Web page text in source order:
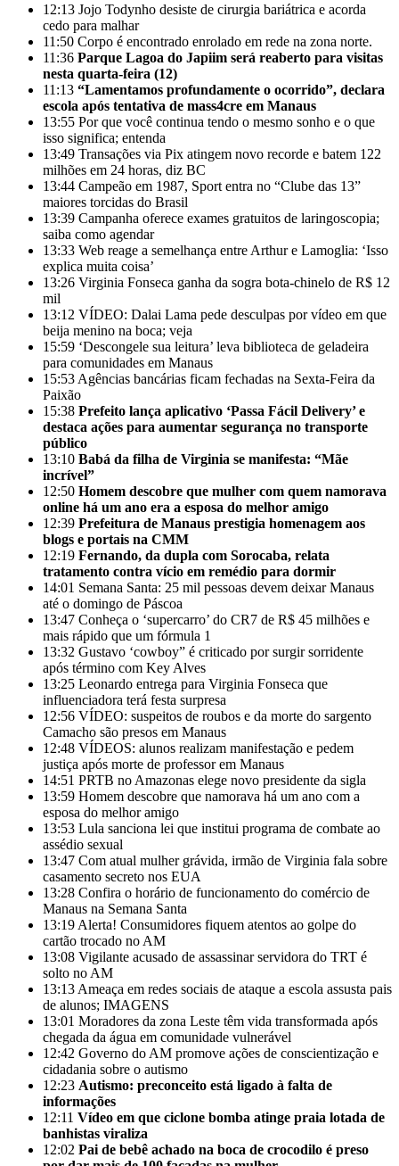
12:13 Jojo Todynho desiste de cirurgia bariátrica e acorda
cedo para malhar
11:50 Corpo é encontrado enrolado em rede na zona norte.
11:36 Parque Lagoa do Japiim será reaberto para visitas
nesta quarta-feira (12)
11:13 “Lamentamos profundamente o ocorrido”, declara
escola após tentativa de mass4cre em Manaus
13:55 Por que você continua tendo o mesmo sonho e o que
isso significa; entenda
13:49 Transações via Pix atingem novo recorde e batem 122
milhões em 24 horas, diz BC
13:44 Campeão em 1987, Sport entra no “Clube das 13”
maiores torcidas do Brasil
13:39 Campanha oferece exames gratuitos de laringoscopia;
saiba como agendar
13:33 Web reage a semelhança entre Arthur e Lamoglia: ‘Isso
explica muita coisa’
13:26 Virginia Fonseca ganha da sogra bota-chinelo de R$ 12
mil
13:12 VÍDEO: Dalai Lama pede desculpas por vídeo em que
beija menino na boca; veja
15:59 ‘Descongele sua leitura’ leva biblioteca de geladeira
para comunidades em Manaus
15:53 Agências bancárias ficam fechadas na Sexta-Feira da
Paixão
15:38 Prefeito lança aplicativo ‘Passa Fácil Delivery’ e
destaca ações para aumentar segurança no transporte
público
13:10 Babá da filha de Virginia se manifesta: “Mãe
incrível”
12:50 Homem descobre que mulher com quem namorava
online há um ano era a esposa do melhor amigo
12:39 Prefeitura de Manaus prestigia homenagem aos
blogs e portais na CMM
12:19 Fernando, da dupla com Sorocaba, relata
tratamento contra vício em remédio para dormir
14:01 Semana Santa: 25 mil pessoas devem deixar Manaus
até o domingo de Páscoa
13:47 Conheça o ‘supercarro’ do CR7 de R$ 45 milhões e
mais rápido que um fórmula 1
13:32 Gustavo ‘cowboy” é criticado por surgir sorridente
após término com Key Alves
13:25 Leonardo entrega para Virginia Fonseca que
influenciadora terá festa surpresa
12:56 VÍDEO: suspeitos de roubos e da morte do sargento
Camacho são presos em Manaus
12:48 VÍDEOS: alunos realizam manifestação e pedem
justiça após morte de professor em Manaus
14:51 PRTB no Amazonas elege novo presidente da sigla
13:59 Homem descobre que namorava há um ano com a
esposa do melhor amigo
13:53 Lula sanciona lei que institui programa de combate ao
assédio sexual
13:47 Com atual mulher grávida, irmão de Virginia fala sobre
casamento secreto nos EUA
13:28 Confira o horário de funcionamento do comércio de
Manaus na Semana Santa
13:19 Alerta! Consumidores fiquem atentos ao golpe do
cartão trocado no AM
13:08 Vigilante acusado de assassinar servidora do TRT é
solto no AM
13:13 Ameaça em redes sociais de ataque a escola assusta pais
de alunos; IMAGENS
13:01 Moradores da zona Leste têm vida transformada após
chegada da água em comunidade vulnerável
12:42 Governo do AM promove ações de conscientização e
cidadania sobre o autismo
12:23 Autismo: preconceito está ligado à falta de
informações
12:11 Vídeo em que ciclone bomba atinge praia lotada de
banhistas viraliza
12:02 Pai de bebê achado na boca de crocodilo é preso